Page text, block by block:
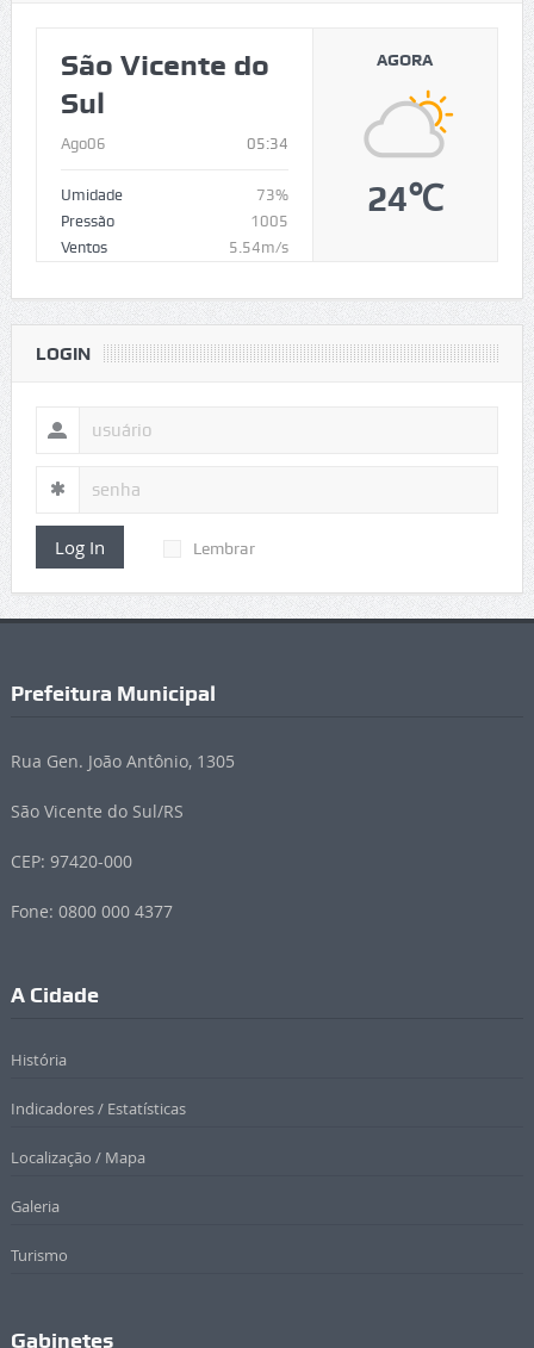
São Vicente do
Sul
Ago06 05:34
Umidade
73%
Pressão
1005
Ventos
5.54m/s
AGORA
24℃
LOGIN
Log In Lembrar
Prefeitura Municipal
Rua Gen. João Antônio, 1305
São Vicente do Sul/RS
CEP: 97420-000
Fone: 0800 000 4377
A Cidade
História
Indicadores / Estatísticas
Localização / Mapa
Galeria
Turismo
Gabinetes